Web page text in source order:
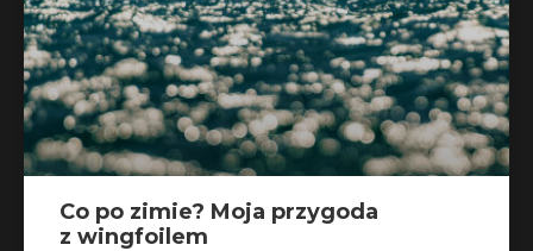
Co po zimie? Moja przygoda
z wingfoilem